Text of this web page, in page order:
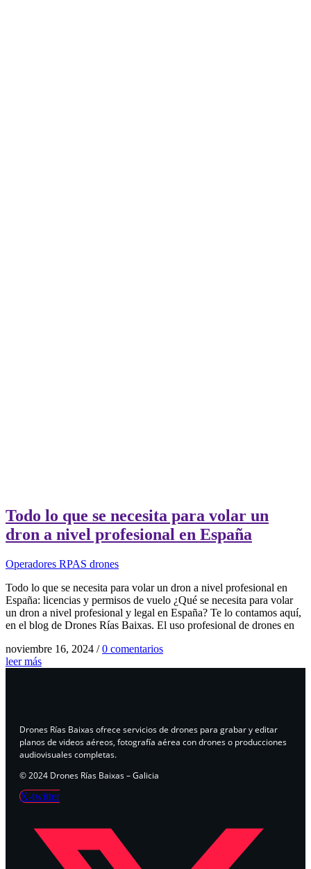
Todo lo que se necesita para volar un
dron a nivel profesional en España
Operadores RPAS drones
Todo lo que se necesita para volar un dron a nivel profesional en
España: licencias y permisos de vuelo ¿Qué se necesita para volar
un dron a nivel profesional y legal en España? Te lo contamos aquí,
en el blog de Drones Rías Baixas. El uso profesional de drones en
noviembre 16, 2024 / 0 comentarios
leer más
Drones Rías Baixas ofrece servicios de drones para grabar y editar
planos de videos aéreos, fotografía aérea con drones o producciones
audiovisuales completas.
© 2024 Drones Rías Baixas – Galicia
X-twitter